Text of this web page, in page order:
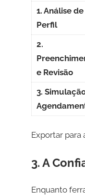
1. Análise de
Perfil
2.
e Revisão
3.
Exportar para
3. A
Enquanto